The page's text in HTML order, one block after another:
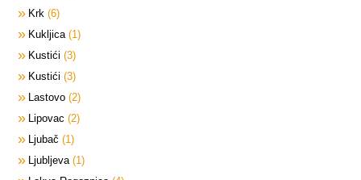
Krk 6
Kukljica 1
Kustići 3
Kustići 3
Lastovo 2
Lipovac 2
Ljubač
1
Ljubljeva 1